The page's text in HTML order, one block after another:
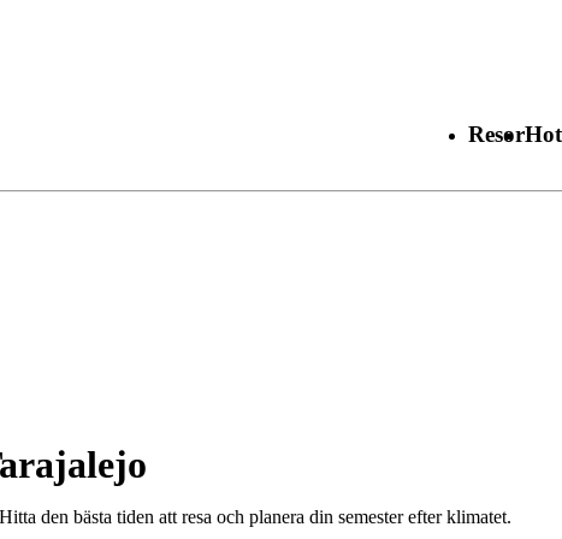
Resor
den bästa tiden att resa och planera din semester efter klimatet.